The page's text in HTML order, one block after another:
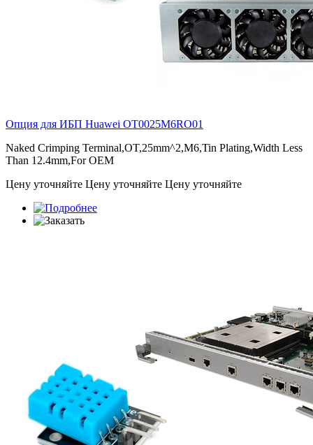
Опция для ИБП Huawei OT0025M6RO01
Naked Crimping Terminal,OT,25mm^2,M6,Tin Plating,Width Less
Than 12.4mm,For OEM
Цену уточняйте Цену уточняйте Цену уточняйте